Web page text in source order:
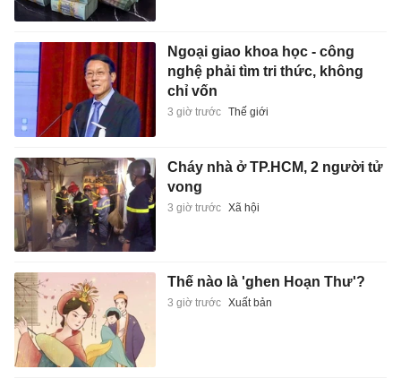
Ngoại giao khoa học - công
nghệ phải tìm tri thức, không
chỉ vốn
3 giờ trước Thế giới
Cháy nhà ở TP.HCM, 2 người tử
vong
3 giờ trước Xã hội
Thế nào là 'ghen Hoạn Thư'?
3 giờ trước Xuất bản